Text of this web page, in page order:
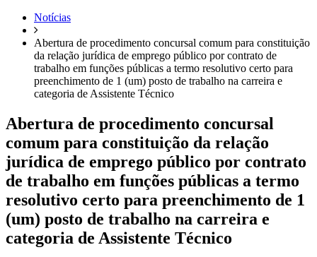
Notícias
Abertura de procedimento concursal comum para constituição
da relação jurídica de emprego público por contrato de
trabalho em funções públicas a termo resolutivo certo para
preenchimento de 1 (um) posto de trabalho na carreira e
categoria de Assistente Técnico
Abertura de procedimento concursal
comum para constituição da relação
jurídica de emprego público por contrato
de trabalho em funções públicas a termo
resolutivo certo para preenchimento de 1
(um) posto de trabalho na carreira e
categoria de Assistente Técnico